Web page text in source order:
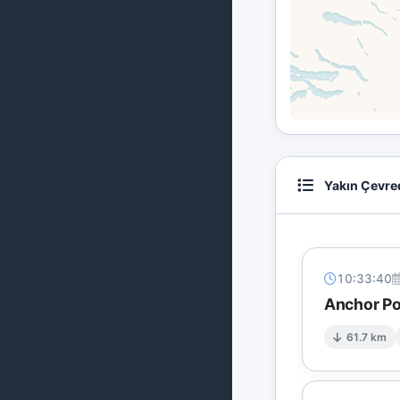
Yakın
10:33:40
Anchor
61.7 km